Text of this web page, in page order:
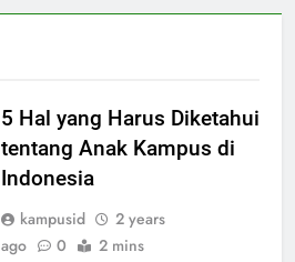
5 Hal yang Harus Diketahui
tentang Anak Kampus di
Indonesia
kampusid
2 years
ago
0 2 mins